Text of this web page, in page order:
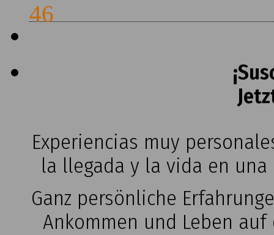
Experiencias muy
la llegada y la vida en
Ganz persönliche
Ankommen und Leben